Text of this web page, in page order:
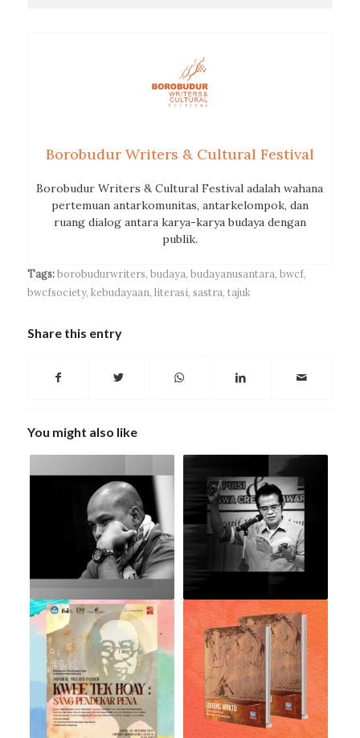
Borobudur Writers & Cultural Festival
Borobudur Writers & Cultural Festival adalah wahana
pertemuan antarkomunitas, antarkelompok, dan
ruang dialog antara karya-karya budaya dengan
publik.
Tags: borobudurwriters, budaya, budayanusantara, bwcf,
bwcfsociety, kebudayaan, literasi, sastra, tajuk
Share this entry
You might also like